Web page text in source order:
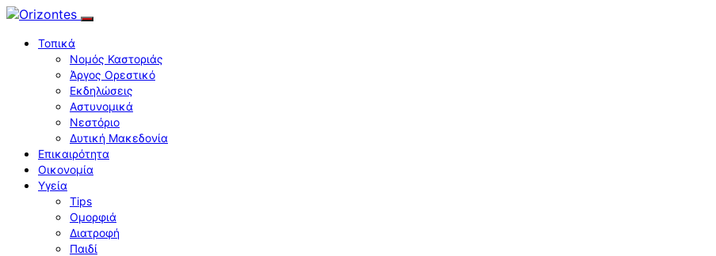
Τοπικά
Νομός Καστοριάς
Άργος Ορεστικό
Εκδηλώσεις
Αστυνομικά
Νεστόριο
Δυτική Μακεδονία
Επικαιρότητα
Οικονομία
Υγεία
Tips
Ομορφιά
Διατροφή
Παιδί